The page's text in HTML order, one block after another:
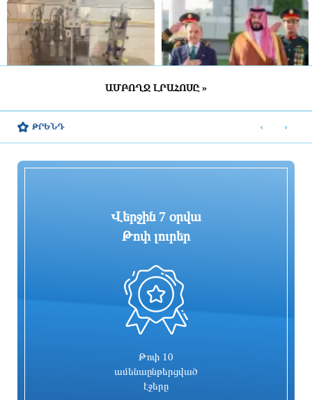
արտադրությունը
համաձայնագիր կստորագրեն. AFP
Դեռ չափազանց վաղ է դրա մասին
տրանսպորտային միջոցների
մաքսատուրքի արտոնության քվոտայի
մնացորդը օգոստոսի 6-ի դրությամբ
ԱՄԲՈՂՋ ԼՐԱՀՈՍԸ »
ԹՐԵՆԴ
Վերջին 7 օրվա
Թոփ լուրեր
Թոփ 10
ամենաընթերցված
էջերը
‹ ›